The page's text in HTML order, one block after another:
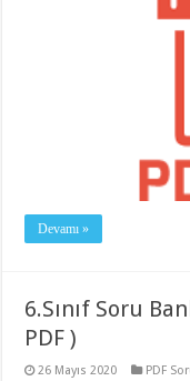
Devamı »
6.Sınıf Soru
PDF )
26 Mayıs 2020 PDF